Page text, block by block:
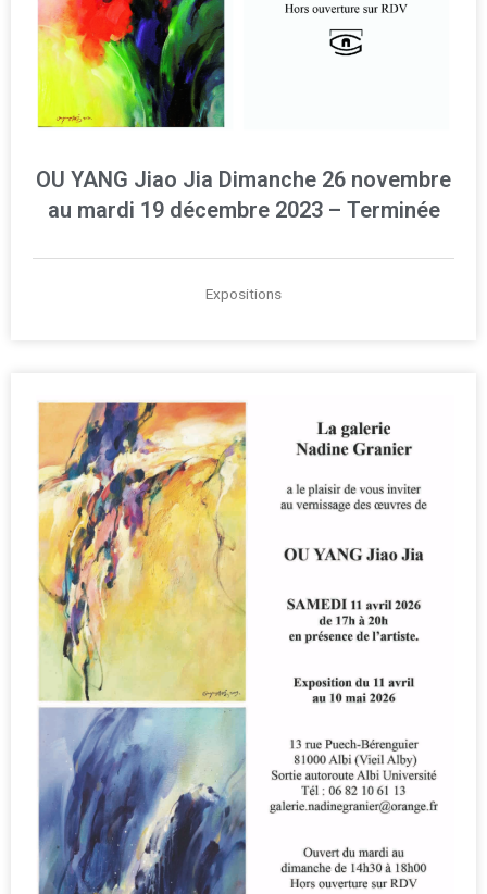
OU YANG Jiao Jia Dimanche 26 novembre
au mardi 19 décembre 2023 – Terminée
Expositions